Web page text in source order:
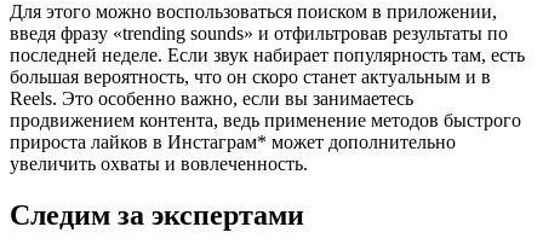
Для этого можно воспользоваться поиском в приложении,
введя фразу «trending sounds» и отфильтровав результаты по
последней неделе. Если звук набирает популярность там, есть
большая вероятность, что он скоро станет актуальным и в
Reels. Это особенно важно, если вы занимаетесь
продвижением контента, ведь применение методов быстрого
прироста лайков в Инстаграм* может дополнительно
увеличить охваты и вовлеченность.
Следим за экспертами